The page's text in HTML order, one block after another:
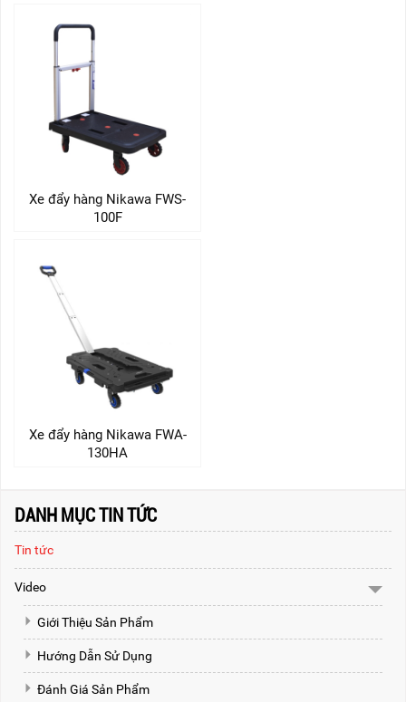
Xe đẩy hàng Nikawa FWS-
100F
Xe đẩy hàng Nikawa FWA-
130HA
DANH MỤC TIN TỨC
Tin tức
Video
Giới Thiệu Sản Phẩm
Hướng Dẫn Sử Dụng
Đánh Giá Sản Phẩm